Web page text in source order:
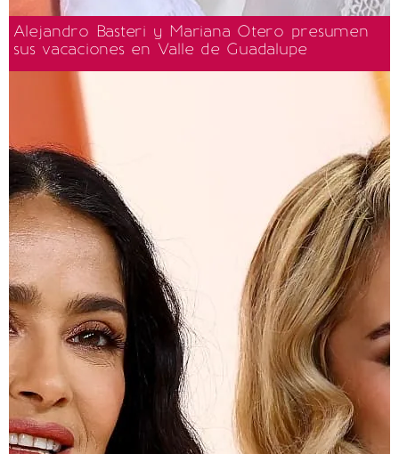
Alejandro Basteri y Mariana Otero presumen
sus vacaciones en Valle de Guadalupe